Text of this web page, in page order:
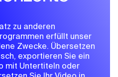
zu anderen
erfüllt unser
Zwecke. Übersetzen
exportieren Sie ein
mit Untertiteln oder